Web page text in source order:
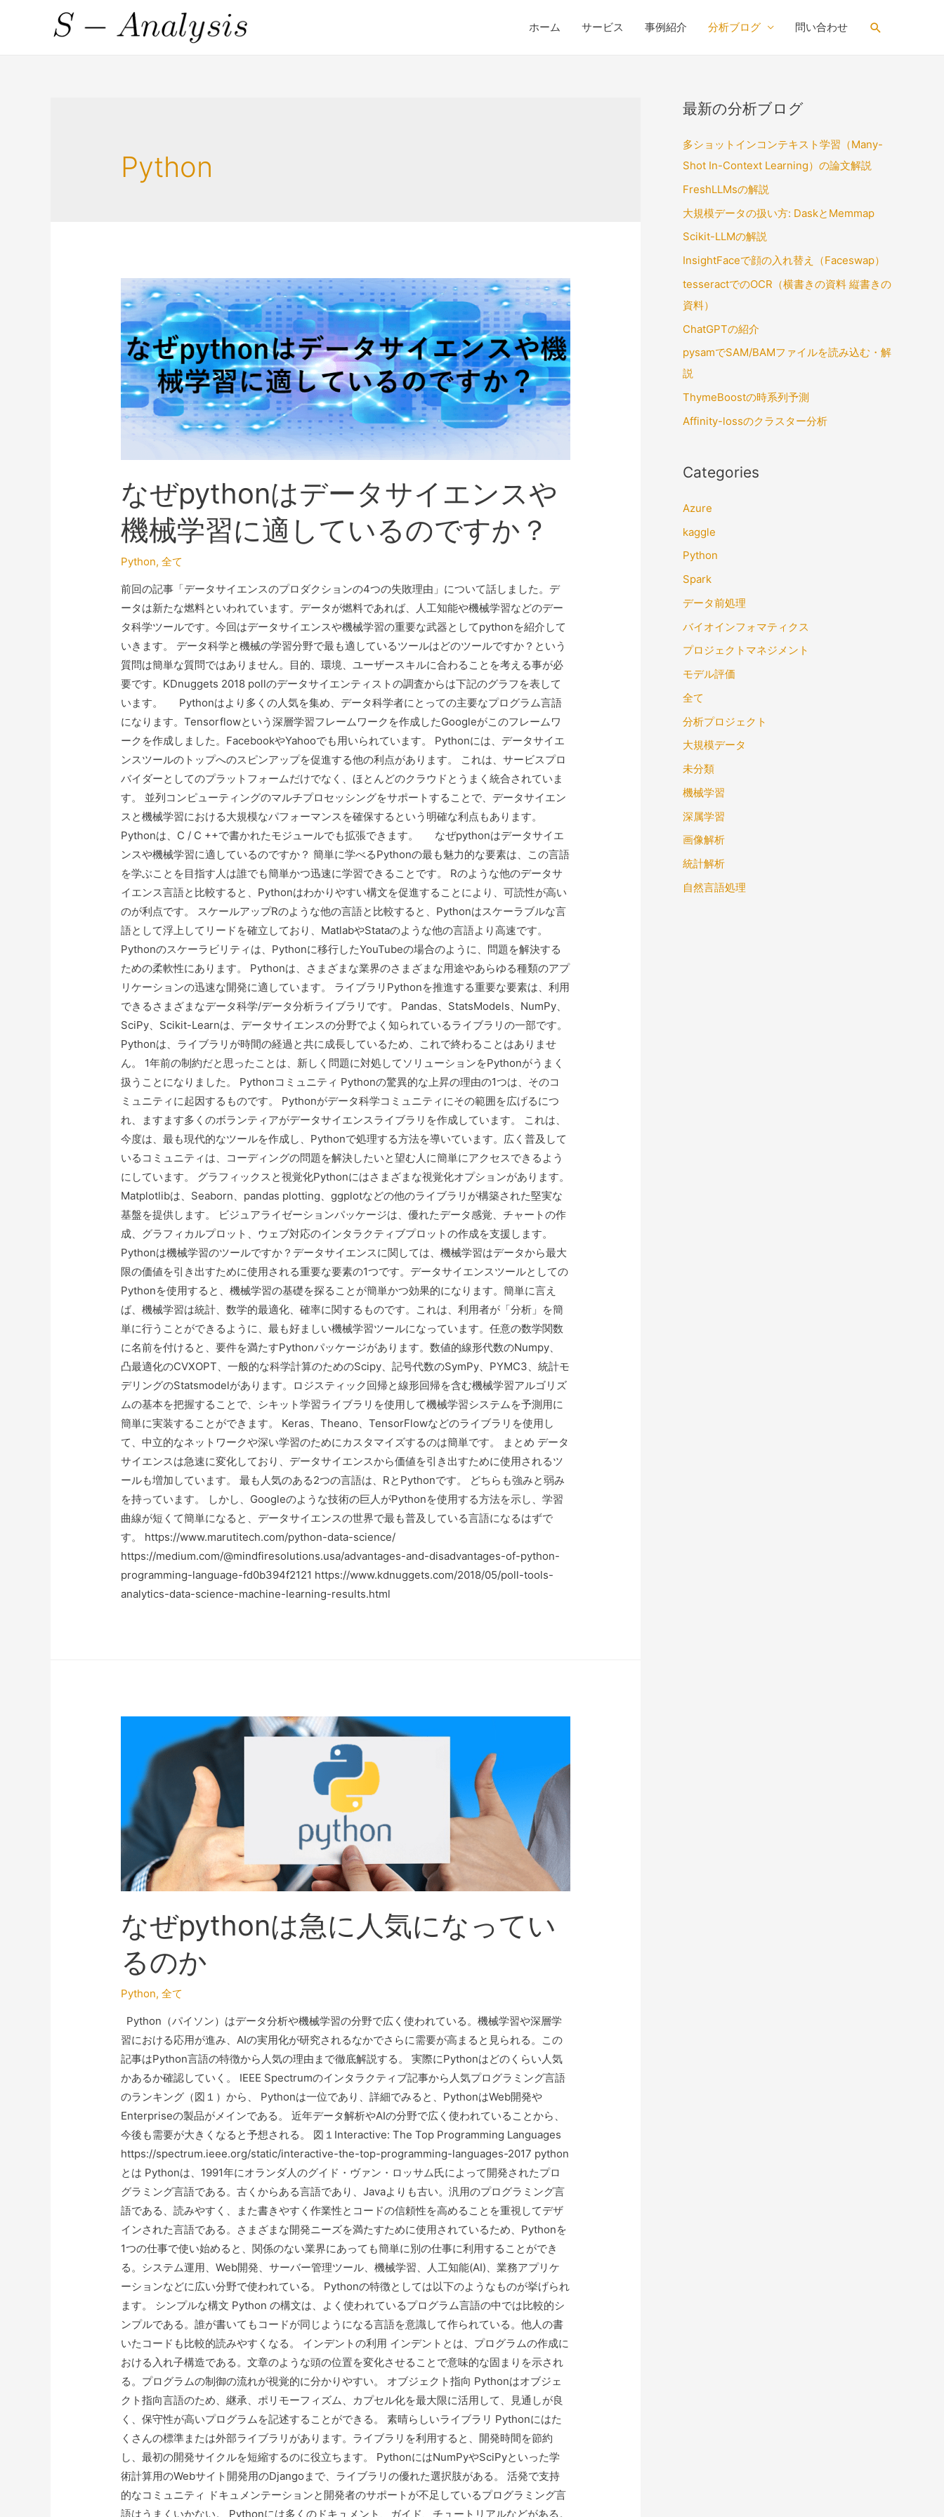
ホーム サービス 事例紹介 分析ブログ 問い合わせ Search
Python
なぜpythonはデータサイエンスや
機械学習に適しているのですか？
Python,全て
前回の記事「データサイエンスのプロダクションの4つの失敗理由」について話しました。デ
ータは新たな燃料といわれています。データが燃料であれば、人工知能や機械学習などのデー
タ科学ツールです。今回はデータサイエンスや機械学習の重要な武器としてpythonを紹介して
いきます。 データ科学と機械の学習分野で最も適しているツールはどのツールですか？という
質問は簡単な質問ではありません。目的、環境、ユーザースキルに合わることを考える事が必
要です。KDnuggets 2018 pollのデータサイエンティストの調査からは下記のグラフを表して
います。 Pythonはより多くの人気を集め、データ科学者にとっての主要なプログラム言語
になります。Tensorflowという深層学習フレームワークを作成したGoogleがこのフレームワ
ークを作成しました。FacebookやYahooでも用いられています。 Pythonには、データサイエ
ンスツールのトップへのスピンアップを促進する他の利点があります。 これは、サービスプロ
バイダーとしてのプラットフォームだけでなく、ほとんどのクラウドとうまく統合されていま
す。 並列コンピューティングのマルチプロセッシングをサポートすることで、データサイエン
スと機械学習における大規模なパフォーマンスを確保するという明確な利点もあります。
Pythonは、C / C ++で書かれたモジュールでも拡張できます。 なぜpythonはデータサイエ
ンスや機械学習に適しているのですか？ 簡単に学べるPythonの最も魅力的な要素は、この言語
を学ぶことを目指す人は誰でも簡単かつ迅速に学習できることです。 Rのような他のデータサ
イエンス言語と比較すると、Pythonはわかりやすい構文を促進することにより、可読性が高い
のが利点です。 スケールアップRのような他の言語と比較すると、Pythonはスケーラブルな言
語として浮上してリードを確立しており、MatlabやStataのような他の言語より高速です。
Pythonのスケーラビリティは、Pythonに移行したYouTubeの場合のように、問題を解決する
ための柔軟性にあります。 Pythonは、さまざまな業界のさまざまな用途やあらゆる種類のアプ
リケーションの迅速な開発に適しています。 ライブラリPythonを推進する重要な要素は、利用
できるさまざまなデータ科学/データ分析ライブラリです。 Pandas、StatsModels、NumPy、
SciPy、Scikit-Learnは、データサイエンスの分野でよく知られているライブラリの一部です。
Pythonは、ライブラリが時間の経過と共に成長しているため、これで終わることはありませ
ん。 1年前の制約だと思ったことは、新しく問題に対処してソリューションをPythonがうまく
扱うことになりました。 Pythonコミュニティ Pythonの驚異的な上昇の理由の1つは、そのコ
ミュニティに起因するものです。 Pythonがデータ科学コミュニティにその範囲を広げるにつ
れ、ますます多くのボランティアがデータサイエンスライブラリを作成しています。 これは、
今度は、最も現代的なツールを作成し、Pythonで処理する方法を導いています。広く普及して
いるコミュニティは、コーディングの問題を解決したいと望む人に簡単にアクセスできるよう
にしています。 グラフィックスと視覚化Pythonにはさまざまな視覚化オプションがあります。
Matplotlibは、Seaborn、pandas plotting、ggplotなどの他のライブラリが構築された堅実な
基盤を提供します。 ビジュアライゼーションパッケージは、優れたデータ感覚、チャートの作
成、グラフィカルプロット、ウェブ対応のインタラクティブプロットの作成を支援します。
Pythonは機械学習のツールですか？データサイエンスに関しては、機械学習はデータから最大
限の価値を引き出すために使用される重要な要素の1つです。データサイエンスツールとしての
Pythonを使用すると、機械学習の基礎を探ることが簡単かつ効果的になります。簡単に言え
ば、機械学習は統計、数学的最適化、確率に関するものです。これは、利用者が「分析」を簡
単に行うことができるように、最も好ましい機械学習ツールになっています。任意の数学関数
に名前を付けると、要件を満たすPythonパッケージがあります。数値的線形代数のNumpy、
凸最適化のCVXOPT、一般的な科学計算のためのScipy、記号代数のSymPy、PYMC3、統計モ
デリングのStatsmodelがあります。ロジスティック回帰と線形回帰を含む機械学習アルゴリズ
ムの基本を把握することで、シキット学習ライブラリを使用して機械学習システムを予測用に
簡単に実装することができます。 Keras、Theano、TensorFlowなどのライブラリを使用し
て、中立的なネットワークや深い学習のためにカスタマイズするのは簡単です。 まとめ データ
サイエンスは急速に変化しており、データサイエンスから価値を引き出すために使用されるツ
ールも増加しています。 最も人気のある2つの言語は、RとPythonです。 どちらも強みと弱み
を持っています。 しかし、Googleのような技術の巨人がPythonを使用する方法を示し、学習
曲線が短くて簡単になると、データサイエンスの世界で最も普及している言語になるはずで
す。 https://www.marutitech.com/python-data-science/
https://medium.com/@mindfiresolutions.usa/advantages-and-disadvantages-of-python-
programming-language-fd0b394f2121 https://www.kdnuggets.com/2018/05/poll-tools-
analytics-data-science-machine-learning-results.html
なぜpythonは急に人気になってい
るのか
Python,全て
Python（パイソン）はデータ分析や機械学習の分野で広く使われている。機械学習や深層学
習における応用が進み、AIの実用化が研究されるなかでさらに需要が高まると見られる。この
記事はPython言語の特徴から人気の理由まで徹底解説する。 実際にPythonはどのくらい人気
かあるか確認していく。 IEEE Spectrumのインタラクティブ記事から人気プログラミング言語
のランキング（図１）から、 Pythonは一位であり、詳細でみると、PythonはWeb開発や
Enterpriseの製品がメインである。 近年データ解析やAIの分野で広く使われていることから、
今後も需要が大きくなると予想される。 図１Interactive: The Top Programming Languages
https://spectrum.ieee.org/static/interactive-the-top-programming-languages-2017 python
とは Pythonは、1991年にオランダ人のグイド・ヴァン・ロッサム氏によって開発されたプロ
グラミング言語である。古くからある言語であり、Javaよりも古い。汎用のプログラミング言
語である、読みやすく、また書きやすく作業性とコードの信頼性を高めることを重視してデザ
インされた言語である。さまざまな開発ニーズを満たすために使用されているため、Pythonを
1つの仕事で使い始めると、関係のない業界にあっても簡単に別の仕事に利用することができ
る。システム運用、Web開発、サーバー管理ツール、機械学習、人工知能(AI)、業務アプリケ
ーションなどに広い分野で使われている。 Pythonの特徴としては以下のようなものが挙げられ
ます。 シンプルな構文 Python の構文は、よく使われているプログラム言語の中では比較的シ
ンプルである。誰が書いてもコードが同じようになる言語を意識して作られている。他人の書
いたコードも比較的読みやすくなる。 インデントの利用 インデントとは、プログラムの作成に
おける入れ子構造である。文章のような頭の位置を変化させることで意味的な固まりを示され
る。プログラムの制御の流れが視覚的に分かりやすい。 オブジェクト指向 Pythonはオブジェ
クト指向言語のため、継承、ポリモーフィズム、カプセル化を最大限に活用して、見通しが良
く、保守性が高いプログラムを記述することができる。 素晴らしいライブラリ Pythonにはた
くさんの標準または外部ライブラリがあります。ライブラリを利用すると、開発時間を節約
し、最初の開発サイクルを短縮するのに役立ちます。 PythonにはNumPyやSciPyといった学
術計算用のWebサイト開発用のDjangoまで、ライブラリの優れた選択肢がある。 活発で支持
的なコミュニティ ドキュメンテーションと開発者のサポートが不足しているプログラミング言
語はうまくいかない。 Pythonには多くのドキュメント、ガイド、チュートリアルなどがある。
最新の分析ブログ
多ショットインコンテキスト学習（Many-
Shot In-Context Learning）の論文解説
FreshLLMsの解説
大規模データの扱い方: DaskとMemmap
Scikit-LLMの解説
InsightFaceで顔の入れ替え（Faceswap）
tesseractでのOCR（横書きの資料 縦書きの
資料）
ChatGPTの紹介
pysamでSAM/BAMファイルを読み込む・解
説
ThymeBoostの時系列予測
Affinity-lossのクラスター分析
Categories
Azure
kaggle
Python
Spark
データ前処理
バイオインフォマティクス
プロジェクトマネジメント
モデル評価
全て
分析プロジェクト
大規模データ
未分類
機械学習
深属学習
画像解析
統計解析
自然言語処理